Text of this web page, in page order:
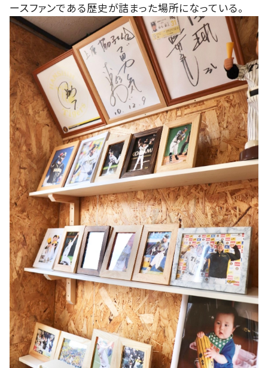
ースファンである歴史が詰まった場所になっている。